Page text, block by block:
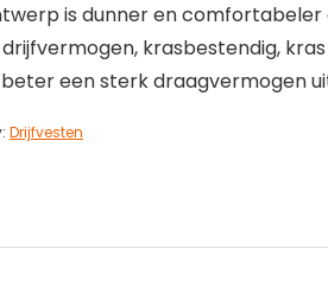
is dunner en comfortabeler
krasbestendig,
een sterk draagvermogen
Drijfvesten